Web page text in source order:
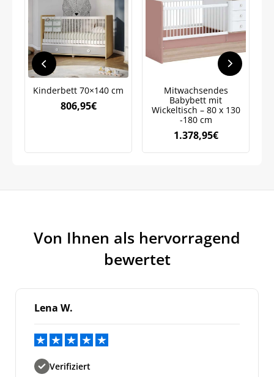
Kinderbett 70×140 cm
806,95€
Mitwachsendes
Babybett mit
Wickeltisch – 80 x 130
-180 cm
1.378,95€
Von Ihnen als hervorragend
bewertet
Lena W.
Verifiziert
Jetzt5% Rabatt
auf Ihre erste Bestellung sichern!
Meinen Code senden
Bleiben Sie auf dem Laufenden über
Datenschutzrichtlinie.